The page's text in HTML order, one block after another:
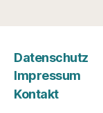
Datenschutz
Impressum
Kontakt